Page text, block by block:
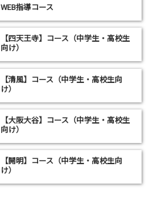
WEB指導コース
【四天王寺】コース（中学生・高校生
向け）
【清風】コース（中学生・高校生向
け）
【大阪大谷】コース（中学生・高校生
向け）
【開明】コース（中学生・高校生向
け）